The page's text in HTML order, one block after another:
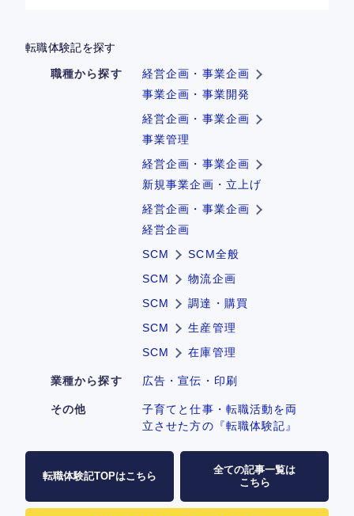
転職体験記を探す
職種から探す
経営企画・事業企画
事業企画・事業開発
経営企画・事業企画
事業管理
経営企画・事業企画
新規事業企画・立上げ
経営企画・事業企画
経営企画
SCM
SCM全般
SCM
物流企画
SCM
調達・購買
SCM
生産管理
SCM
在庫管理
業種から探す 広告・宣伝・印刷
その他
子育てと仕事・転職活動を両
立させた方の『転職体験記』
転職体験記TOPはこちら
全ての記事一覧は
こちら